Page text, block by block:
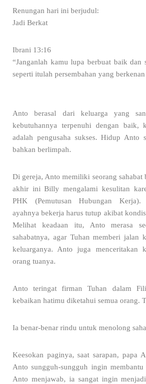
Renungan hari ini berjudul:
Jadi Berkat
Ibrani 13:16
“Janganlah kamu lupa berbuat baik dan
seperti itulah persembahan yang
Anto berasal dari keluarga yang
kebutuhannya terpenuhi dengan baik,
adalah pengusaha sukses. Hidup Anto
bahkan berlimpah.
Di gereja, Anto memiliki seorang
akhir ini Billy mengalami kesulitan
PHK (Pemutusan Hubungan Kerja).
ayahnya bekerja harus tutup akibat
Melihat keadaan itu, Anto merasa
sahabatnya, agar Tuhan memberi jalan
keluarganya. Anto juga menceritakan
orang tuanya.
Anto teringat firman Tuhan dalam
kebaikan hatimu diketahui semua orang.
Ia benar-benar rindu untuk menolong
Keesokan paginya, saat sarapan, papa
Anto sungguh-sungguh ingin
Anto menjawab, ia sangat ingin